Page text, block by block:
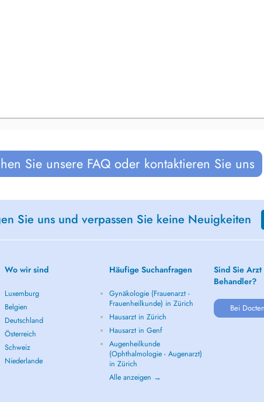
Sie unsere FAQ oder kontaktieren Sie uns
Sie uns und verpassen Sie keine Neuigkeiten
Wo wir sind
Luxemburg
Belgien
Deutschland
Österreich
Schweiz
Niederlande
Häufige Suchanfragen
Gynäkologie (Frauenarzt -
Frauenheilkunde) in Zürich
Hausarzt in Zürich
Hausarzt in Genf
Augenheilkunde
(Ophthalmologie - Augenarzt)
in Zürich
Alle anzeigen →
Sind Sie
Behandler?
Bei